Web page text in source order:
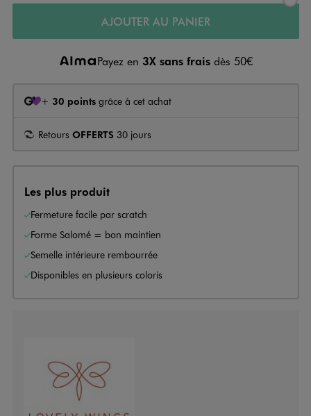
AJOUTER AU PANIER
Payez en 3X sans frais dès 50€
+ 30 points grâce à cet achat
Retours OFFERTS 30 jours
Les plus produit
Fermeture facile par scratch
Forme Salomé = bon maintien
Semelle intérieure rembourrée
Disponibles en plusieurs coloris